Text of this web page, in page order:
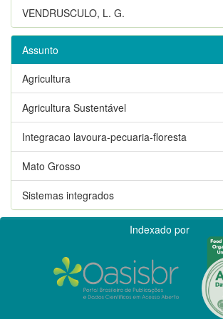
VENDRUSCULO, L. G.
Assunto
Agricultura
Agricultura Sustentável
Integracao lavoura-pecuaria-floresta
Mato Grosso
Sistemas integrados
Indexado por